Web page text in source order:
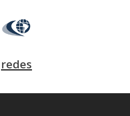
redes